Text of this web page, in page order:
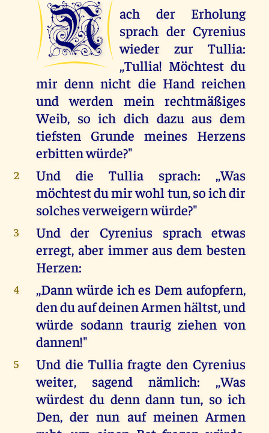
N
ach der Erholung
sprach der Cyrenius
wieder zur Tullia:
,,Tullia! Möchtest du
mir denn nicht die Hand reichen
und werden mein rechtmäßiges
Weib, so ich dich dazu aus dem
tiefsten Grunde meines Herzens
erbitten würde?"
2
Und die Tullia sprach: ,,Was
möchtest du mir wohl tun, so ich dir
solches verweigern würde?"
3
Und der Cyrenius sprach etwas
erregt, aber immer aus dem besten
Herzen:
4
,,Dann würde ich es Dem aufopfern,
den du auf deinen Armen hältst, und
würde sodann traurig ziehen von
dannen!"
5
Und die Tullia fragte den Cyrenius
weiter, sagend nämlich: ,,Was
würdest du denn dann tun, so ich
Den, der nun auf meinen Armen